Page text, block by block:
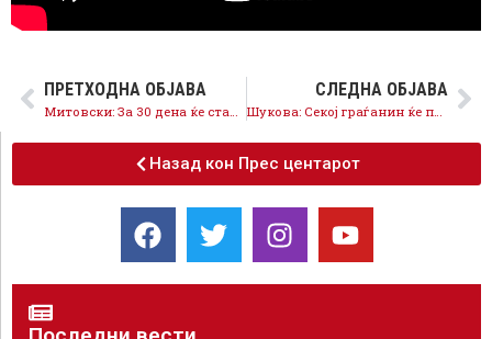
ПРЕТХОДНА ОБЈАВА
Митовски: За 30 дена ќе ставам крај на депониите и хаосот со сметот во Гази Баба
СЛЕДНА ОБЈАВА
Шукова: Секој граѓанин ќе плаќа според тоа колку отпад создава, а не според квадратурата на домот во кој живее
Назад кон Прес центарот